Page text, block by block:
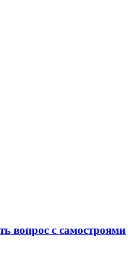
вопрос с самостроями